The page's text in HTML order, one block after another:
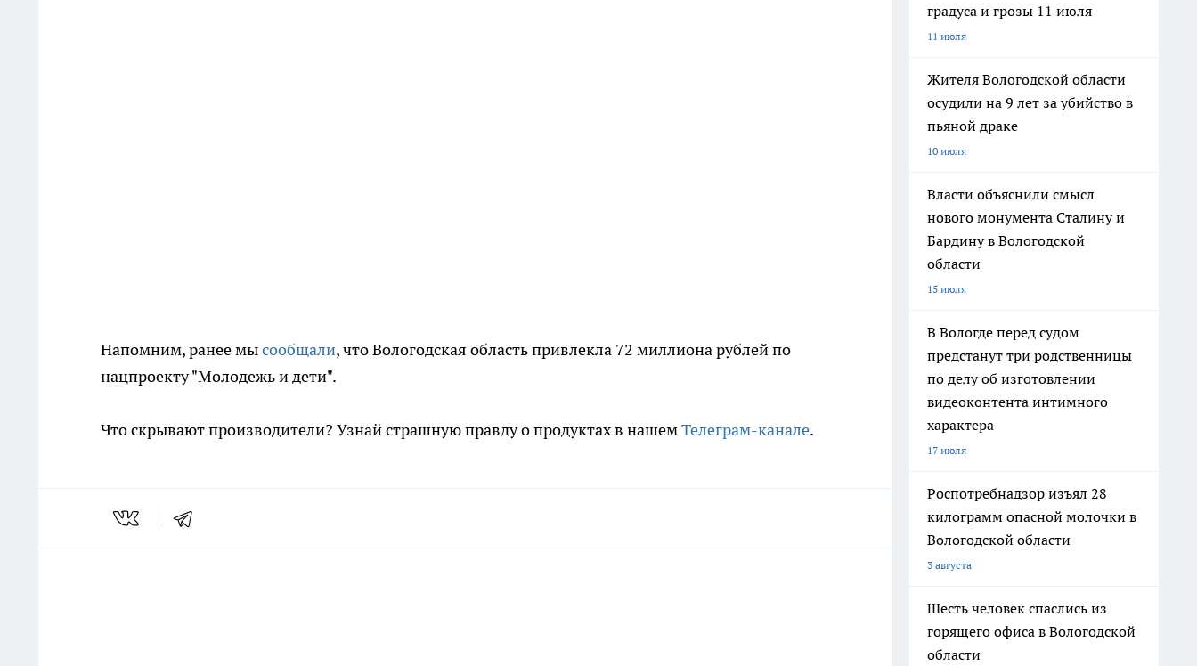
Напомним, ранее мысообщали, что Вологодская область привлекла 72 миллиона рублей по
нацпроекту "Молодежь и дети".
Что скрывают производители? Узнай страшную правду о продуктах в нашемТелеграм-канале.
градуса и грозы 11 июля
11 июля
Жителя Вологодской области
осудили на 9 лет за убийство в
пьяной драке
10 июля
Власти объяснили смысл
нового монумента Сталину и
Бардину в Вологодской
области
15 июля
В Вологде перед судом
предстанут три родственницы
по делу об изготовлении
видеоконтента интимного
характера
17 июля
Роспотребнадзор изъял 28
килограмм опасной молочки в
Вологодской области
3 августа
Шесть человек спаслись из
горящего офиса в Вологодской
области